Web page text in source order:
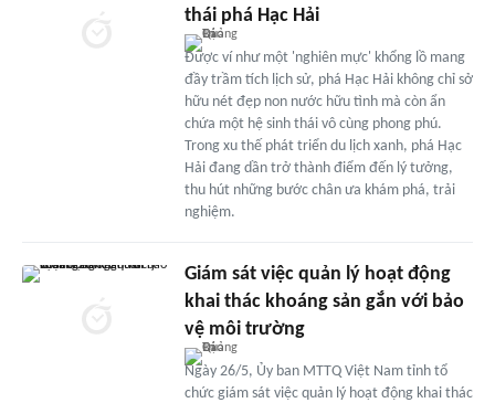
thái phá Hạc Hải
Được ví như một 'nghiên mực' khổng lồ mang
đầy trầm tích lịch sử, phá Hạc Hải không chỉ sở
hữu nét đẹp non nước hữu tình mà còn ẩn
chứa một hệ sinh thái vô cùng phong phú.
Trong xu thế phát triển du lịch xanh, phá Hạc
Hải đang dần trở thành điểm đến lý tưởng,
thu hút những bước chân ưa khám phá, trải
nghiệm.
Giám sát việc quản lý hoạt động
khai thác khoáng sản gắn với bảo
vệ môi trường
Ngày 26/5, Ủy ban MTTQ Việt Nam tỉnh tổ
chức giám sát việc quản lý hoạt động khai thác